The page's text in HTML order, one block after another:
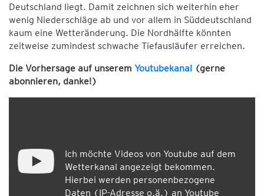
Deutschland liegt. Damit zeichnen sich weiterhin eher
wenig Niederschläge ab und vor allem in Süddeutschland
kaum eine Wetteränderung. Die Nordhälfte könnten
zeitweise zumindest schwache Tiefausläufer erreichen.
Die Vorhersage auf unserem Youtubekanal (gerne
abonnieren, danke!)
Ich möchte Videos von Youtube auf dem
Wetterkanal angezeigt bekommen.
Hierbei werden personenbezogene
Daten (IP-Adresse o.ä.) an Youtube